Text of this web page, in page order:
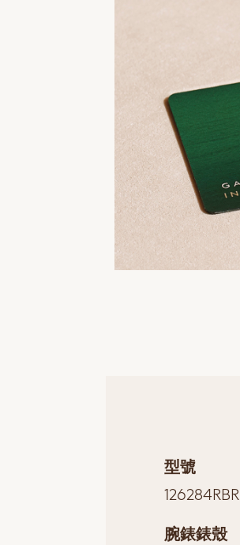
型號
126284RBR
腕錶錶殼